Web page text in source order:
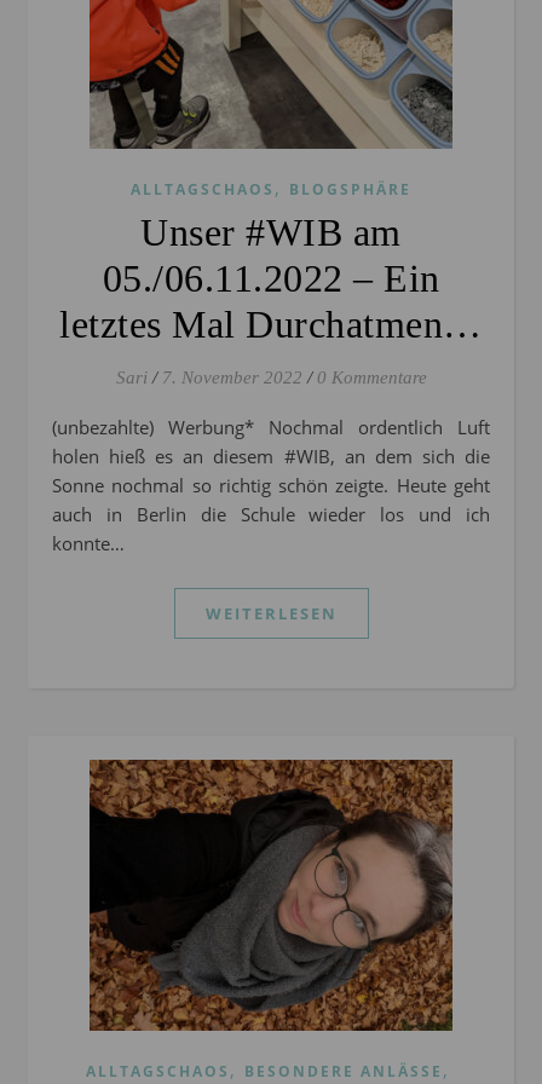
ALLTAGSCHAOS , BLOGSPHÄRE
Unser #WIB am
05./06.11.2022 – Ein
letztes Mal Durchatmen…
Sari / 7. November 2022 / 0 Kommentare
(unbezahlte) Werbung* Nochmal ordentlich Luft
holen hieß es an diesem #WIB, an dem sich die
Sonne nochmal so richtig schön zeigte. Heute geht
auch in Berlin die Schule wieder los und ich
konnte…
WEITERLESEN
ALLTAGSCHAOS , BESONDERE ANLÄSSE ,